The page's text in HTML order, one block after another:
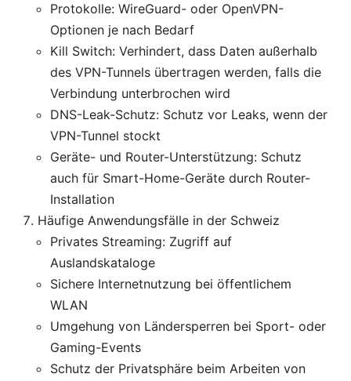
Protokolle: WireGuard- oder OpenVPN-
Optionen je nach Bedarf
Kill Switch: Verhindert, dass Daten außerhalb
des VPN-Tunnels übertragen werden, falls die
Verbindung unterbrochen wird
DNS-Leak-Schutz: Schutz vor Leaks, wenn der
VPN-Tunnel stockt
Geräte- und Router-Unterstützung: Schutz
auch für Smart-Home-Geräte durch Router-
Installation
Häufige Anwendungsfälle in der Schweiz
Privates Streaming: Zugriff auf
Auslandskataloge
Sichere Internetnutzung bei öffentlichem
WLAN
Umgehung von Ländersperren bei Sport- oder
Gaming-Events
Schutz der Privatsphäre beim Arbeiten von